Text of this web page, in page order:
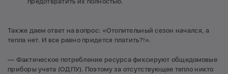
Также даем ответ на вопрос: «Отопительный сезон начался, а
тепла нет. И все равно придется платить?!».
— Фактическое потребление ресурса фиксируют общедомовые
приборы учета (ОДПУ). Поэтому за отсутствующее тепло никто